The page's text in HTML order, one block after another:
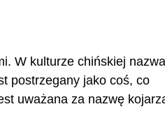
W kulturze chińskiej
postrzegany jako coś, co
uważana za nazwę